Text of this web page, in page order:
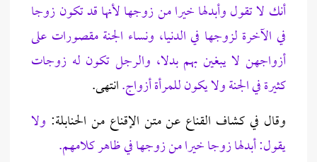
أنك لا تقول وأبدلها خيرا من زوجها لأنها قد تكون زوجا
في الآخرة لزوجها في الدنيا، ونساء الجنة مقصورات على
أزواجهن لا يبغين بهم بدلا، والرجل تكون له زوجات
كثيرة في الجنة ولا يكون للمرأة أزواج.انتهى.
وقال في كشاف القناع عن متن الإقناع من الحنابلة: ولا
يقول: أبدلها زوجا خيرا من زوجها في ظاهر كلامهم.